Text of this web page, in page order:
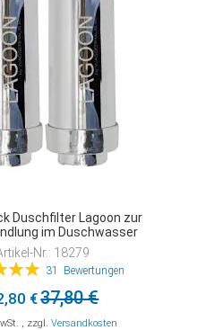
Duschfilter Lagoon zur
im Duschwasser
Nr.: 18279
31 Bewertungen
€37,80 €
, zzgl. Versandkosten